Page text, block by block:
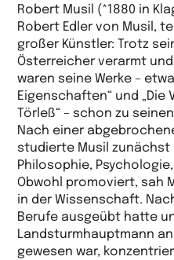
Robert Musil (*1880 in
Robert Edler von Musil,
großer Künstler: Trotz
Österreicher verarmt
waren seine Werke –
Eigenschaften“ und „Die
Törleß“ – schon zu
Nach einer
studierte Musil zunächst
Philosophie,
Obwohl promoviert, sah
in der Wissenschaft.
Berufe ausgeübt hatte
Landsturmhauptmann
gewesen war,